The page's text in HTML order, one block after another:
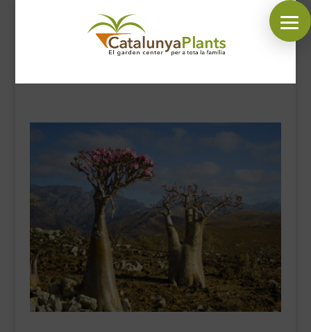
SÍGUENOS EN:
COMPLEMENTOS JARDÍN
MASCOTAS
DECORACIÓN
HORARIO GARDEN
CONTACTAR